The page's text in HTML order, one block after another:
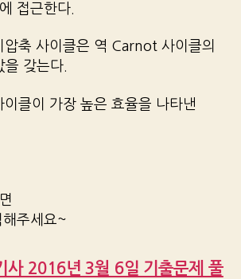
접근한다.
압축 사이클은 역 Carnot 사이클의
갖는다.
클이 가장 높은 효율을 나타낸
해주세요~
사 2016년 3월 6일 기출문제 풀